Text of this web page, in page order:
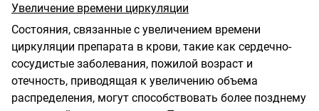
Увеличение времени циркуляции
Состояния, связанные с увеличением времени
циркуляции препарата в крови, такие как сердечно-
сосудистые заболевания, пожилой возраст и
отечность, приводящая к увеличению объема
распределения, могут способствовать более позднему